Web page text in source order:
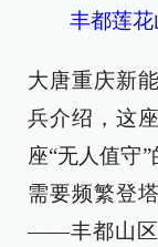
丰都莲
大唐重庆新
兵介绍，这
座“无人值守
需要频繁登
——丰都山区